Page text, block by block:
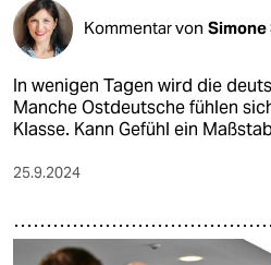
Kommentar von
In wenigen Tagen wird die
Manche Ostdeutsche fühlen
Klasse. Kann Gefühl ein
25.9.2024